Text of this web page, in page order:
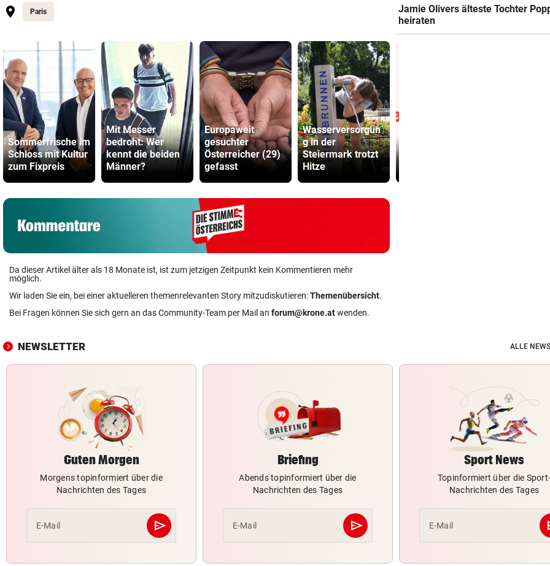
Paris
Sommerfrische im
Schloss mit Kultur
zum Fixpreis
Mit Messer
bedroht: Wer
kennt die beiden
Männer?
Europaweit
gesuchter
Österreicher (29)
gefasst
Wasserversorgun
g in der
Steiermark trotzt
Hitze
Da dieser Artikel älter als 18 Monate ist, ist zum jetzigen Zeitpunkt kein Kommentieren mehr
möglich.
Wir laden Sie ein, bei einer aktuelleren themenrelevanten Story mitzudiskutieren:Themenübersicht.
Bei Fragen können Sie sich gern an das Community-Team per Mail an forum@krone.atwenden.
Jamie Olivers älteste Tochter
heiraten
NEWSLETTER ALLE
Guten Morgen
Morgens topinformiert über die
Nachrichten des Tages
E-Mail send
Abschicken
Briefing
Abends topinformiert über die
Nachrichten des Tages
E-Mail send
Abschicken
Sport News
Topinformiert über die Sport-
Nachrichten des Tages
E-Mail